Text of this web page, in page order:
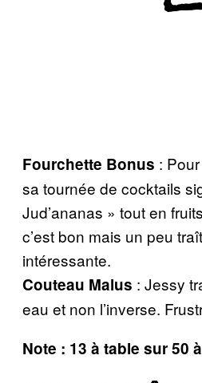
Fourchette Bonus :
sa tournée de cocktails
Jud’ananas » tout en
c’est bon mais un peu
intéressante.
Couteau Malus : Jessy
eau et non l’inverse.
Note : 13 à table sur 50